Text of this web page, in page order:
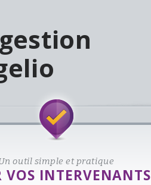
outil simple et pratique
VOS INTERVENANTS